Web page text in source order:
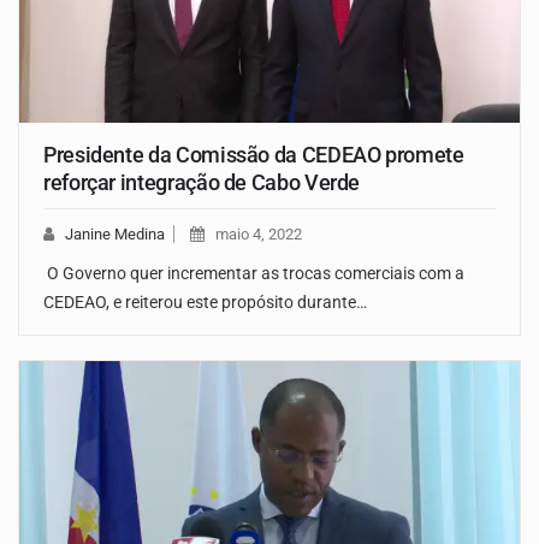
Presidente da Comissão da CEDEAO promete
reforçar integração de Cabo Verde
Janine Medina maio 4, 2022
O Governo quer incrementar as trocas comerciais com a
CEDEAO, e reiterou este propósito durante…